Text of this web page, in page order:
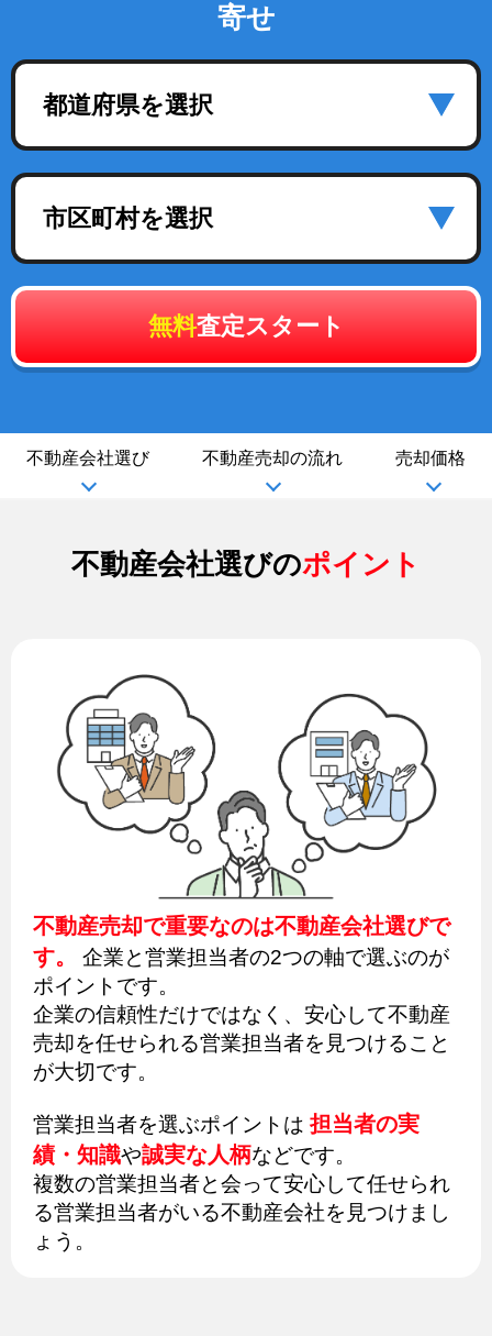
寄せ
都道府県を選択
市区町村を選択
無料査定スタート
不動産会社選び 不動産売却の流れ 売却価格
不動産会社選びのポイント
不動産売却で重要なのは不動産会社選びで
す。
企業と営業担当者の2つの軸で選ぶのが
ポイントです。
企業の信頼性だけではなく、安心して不動産
売却を任せられる営業担当者を見つけること
が大切です。
営業担当者を選ぶポイントは 担当者の実
績・知識や誠実な人柄などです。
複数の営業担当者と会って安心して任せられ
る営業担当者がいる不動産会社を見つけまし
ょう。